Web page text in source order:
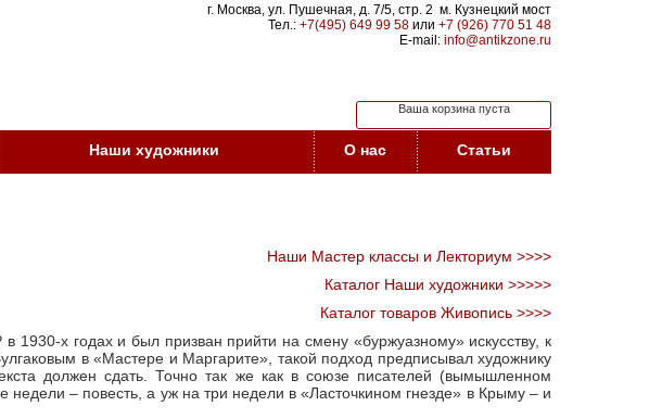
г. Москва, ул. Пушечная, д. 7/5, стр. 2 м. Кузнецкий мост
Тел.: +7(495) 649 99 58 или +7 (926) 770 51 48
E-mail: info@antikzone.ru
Ваша корзина пуста
Наши художники О нас Статьи
Наши Мастер классы и Лекториум >>>>
Каталог Наши художники >>>>>
Каталог товаров Живопись >>>>
х годах и был призван прийти на смену «буржуазному» искусству, к
в «Мастере и Маргарите», такой подход предписывал художнику
должен сдать. Точно так же как в союзе писателей (вымышленном
– повесть, а уж на три недели в «Ласточкином гнезде» в Крыму – и